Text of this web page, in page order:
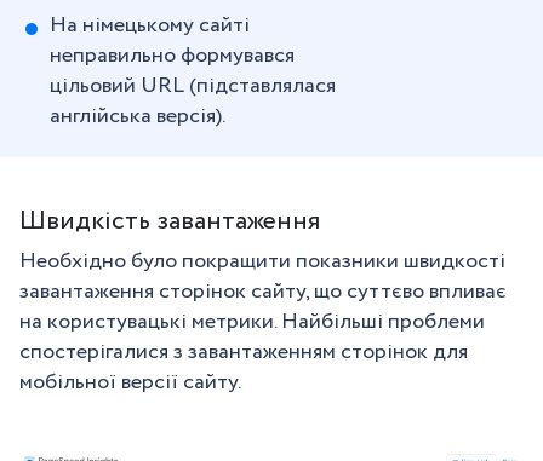
На німецькому сайті
неправильно формувався
цільовий URL (підставлялася
англійська версія).
Швидкість завантаження
Необхідно було покращити показники швидкості
завантаження сторінок сайту, що суттєво впливає
на користувацькі метрики. Найбільші проблеми
спостерігалися з завантаженням сторінок для
мобільної версії сайту.